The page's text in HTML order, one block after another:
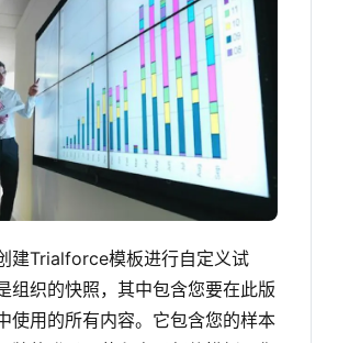
建Trialforce模板进行自定义试
组织的快照，其中包含您要在此版
使用的所有内容。它包含您的样本